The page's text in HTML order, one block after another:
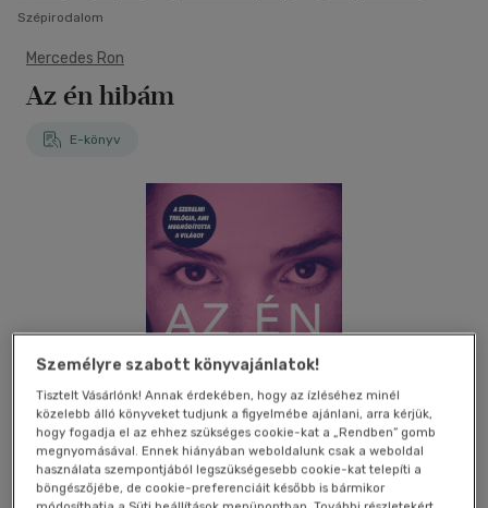
Szépirodalom
Mercedes Ron
Az én hibám
E-könyv
Személyre szabott könyvajánlatok!
Tisztelt Vásárlónk! Annak érdekében, hogy az ízléséhez minél
közelebb álló könyveket tudjunk a figyelmébe ajánlani, arra kérjük,
hogy fogadja el az ehhez szükséges cookie-kat a „Rendben” gomb
megnyomásával. Ennek hiányában weboldalunk csak a weboldal
használata szempontjából legszükségesebb cookie-kat telepíti a
böngészőjébe, de cookie-preferenciáit később is bármikor